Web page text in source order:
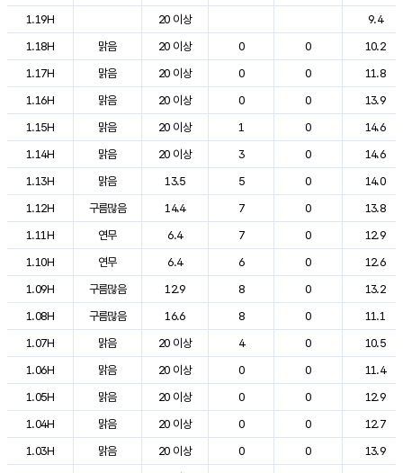
1.19H
20 이상
9.4
1.18H
맑음 20 이상 0 0
10.2
1.17H
맑음 20 이상 0 0
11.8
1.16H
맑음 20 이상 0 0
13.9
1.15H
맑음 20 이상 1 0
14.6
1.14H
맑음 20 이상 3 0
14.6
1.13H
맑음 13.5 5 0
14.0
1.12H
구름많음 14.4 7 0
13.8
1.11H
연무 6.4 7 0
12.9
1.10H
연무 6.4 6 0
12.6
1.09H
구름많음 12.9 8 0
13.2
1.08H
구름많음 16.6 8 0
11.1
1.07H
맑음 20 이상 4 0
10.5
1.06H
맑음 20 이상 0 0
11.4
1.05H
맑음 20 이상 0 0
12.9
1.04H
맑음 20 이상 0 0
12.7
1.03H
맑음 20 이상 0 0
13.9